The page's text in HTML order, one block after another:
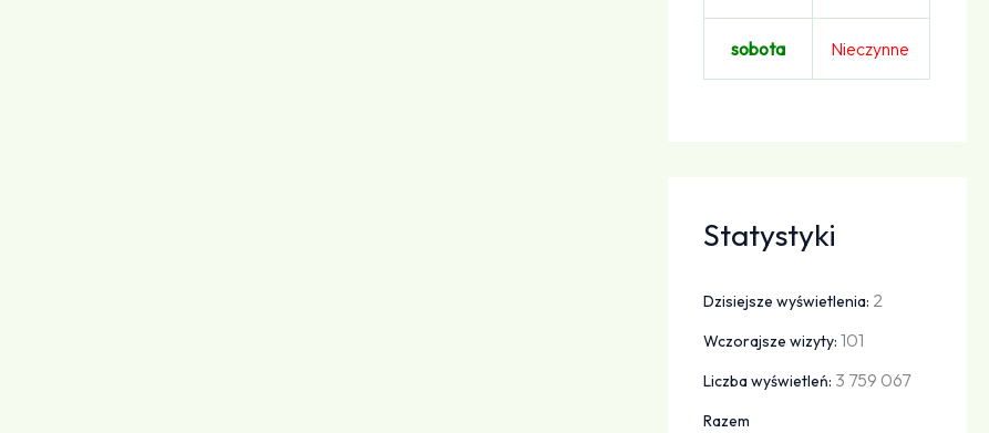
sobota Nieczynne
Statystyki
Dzisiejsze wyświetlenia: 2
Wczorajsze wizyty:101
Liczba wyświetleń: 3 759 067
Razem